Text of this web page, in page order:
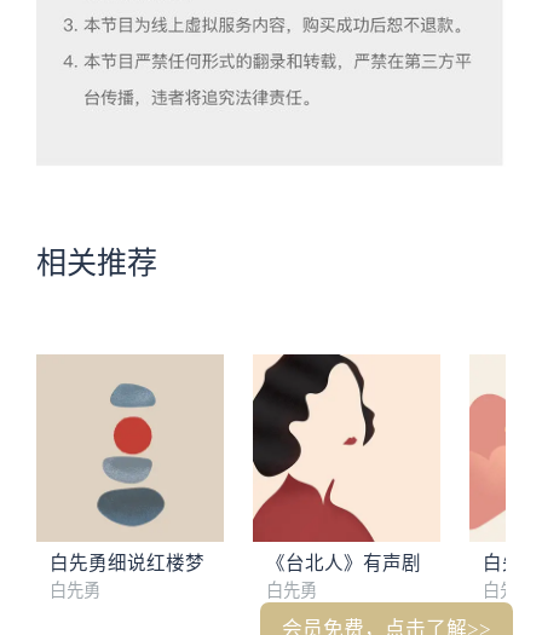
会员免费，点击了解>>
相关推荐
白先勇细说红楼梦
白先勇
《台北人》有声剧
白先勇
白先
白先勇